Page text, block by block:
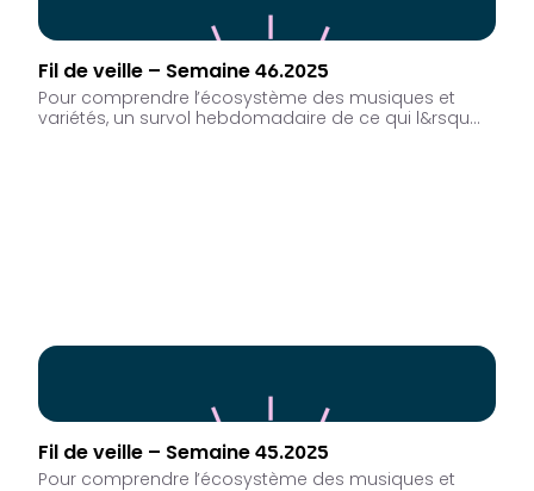
Fil de veille – Semaine 46.2025
Pour comprendre l’écosystème des musiques et
variétés, un survol hebdomadaire de ce qui l&rsqu…
Fil de veille – Semaine 45.2025
Pour comprendre l’écosystème des musiques et